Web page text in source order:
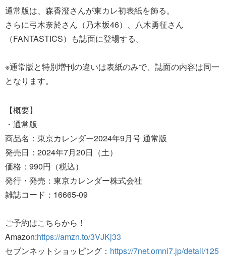
通常版は、森香澄さんが東カレ初表紙を飾る。
さらに弓木奈於さん（乃木坂46）、八木勇征さん
（FANTASTICS）も誌面に登場する。
※通常版と特別増刊の違いは表紙のみで、誌面の内容は同一
となります。
【概要】
・通常版
商品名：東京カレンダー2024年9月号 通常版
発売日：2024年7月20日（土）
価格：990円（税込）
発行・発売：東京カレンダー株式会社
雑誌コード：16665‐09
ご予約はこちらから！
Amazon:https://amzn.to/3VJKj33
セブンネットショッピング： https://7net.omni7.jp/detail/125